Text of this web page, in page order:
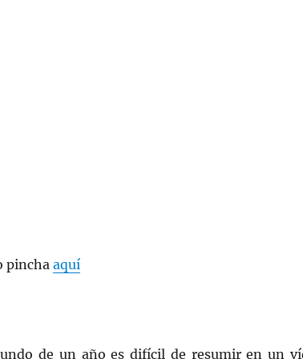
pincha aquí
de un año es difícil de resumir en un